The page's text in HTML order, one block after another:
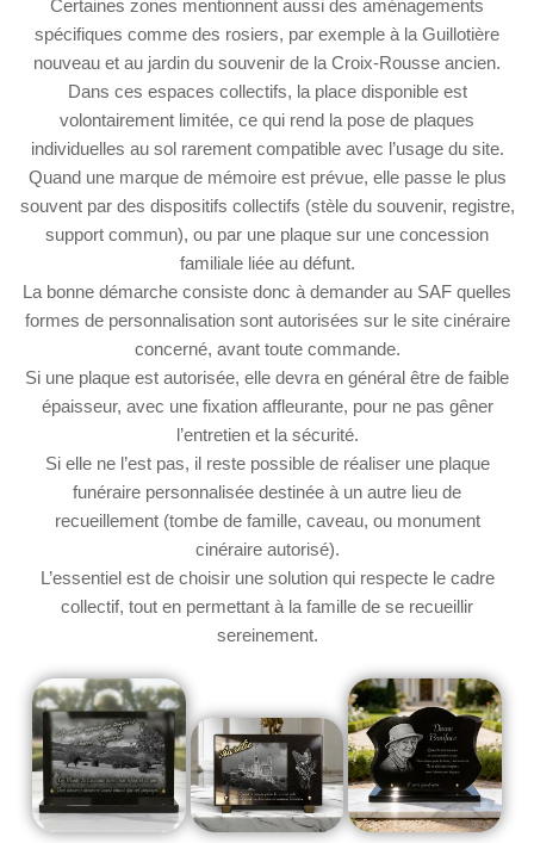
Certaines zones mentionnent aussi des aménagements
spécifiques comme des rosiers, par exemple à la Guillotière
nouveau et au jardin du souvenir de la Croix-Rousse ancien.
Dans ces espaces collectifs, la place disponible est
volontairement limitée, ce qui rend la pose de plaques
individuelles au sol rarement compatible avec l’usage du site.
Quand une marque de mémoire est prévue, elle passe le plus
souvent par des dispositifs collectifs (stèle du souvenir, registre,
support commun), ou par une plaque sur une concession
familiale liée au défunt.
La bonne démarche consiste donc à demander au SAF quelles
formes de personnalisation sont autorisées sur le site cinéraire
concerné, avant toute commande.
Si une plaque est autorisée, elle devra en général être de faible
épaisseur, avec une fixation affleurante, pour ne pas gêner
l’entretien et la sécurité.
Si elle ne l’est pas, il reste possible de réaliser une plaque
funéraire personnalisée destinée à un autre lieu de
recueillement (tombe de famille, caveau, ou monument
cinéraire autorisé).
L’essentiel est de choisir une solution qui respecte le cadre
collectif, tout en permettant à la famille de se recueillir
sereinement.